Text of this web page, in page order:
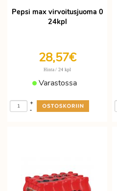
Pepsi max virvoitusjuoma 0
24kpl
28,57€
Hinta / 24 kpl
Varastossa
-
+